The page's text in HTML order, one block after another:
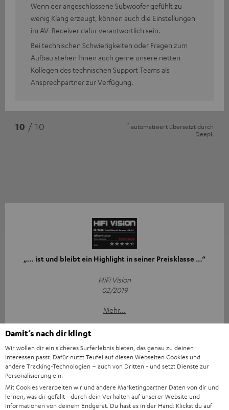
Wenn der angeschlossene Subwoofer gefühlt zu
wenig Klang erzeugt, können auch die Einstellungen
im AV-Receiver dafür verantwortlich sein.
Bei technischen Schwierigkeiten oder Fragen zum
Aufbau stehen Ihnen auch gerne unsere netten
Kollegen des technischen Support Teams als
Ansprechpartner zur Verfügung.
10 / 10 * automatisiert übersetzt durch
DeepL
„… ist und bleibt ein Highlight in seiner Preisklasse …“
HiFi Vision
02/2019
Mehr...
„… gefällt auf Anhieb durch seine angenehme, lockere
Spielweise …“
Damit‘s nach dir klingt
Wir wollen dir ein sicheres Surferlebnis bieten, das genau zu deinen
Interessen passt. Dafür nutzt Teufel auf diesen Webseiten Cookies und
andere Tracking-Technologien – auch von Dritten - und setzt Dienste zur
Personalisierung ein.
Mit Cookies verarbeiten wir und andere Marketingpartner Daten von dir und
lernen, was dir gefällt - durch dein Verhalten auf unserer Website und
Informationen von deinem Endgerät. Du hast es in der Hand: Klickst du auf